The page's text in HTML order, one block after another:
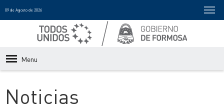
09 de Agosto de 2026
Menu
Noticias